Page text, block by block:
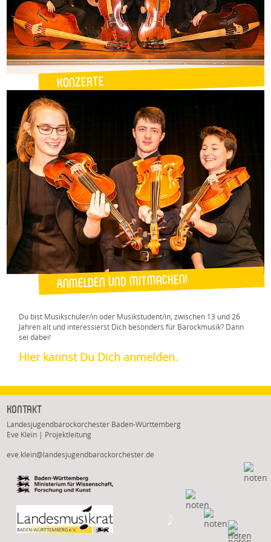
Konzerte
Anmelden und mitmachen!
Du bist Musikschüler/in oder Musikstudent/in, zwischen 13 und 26
Jahren alt und interessierst Dich besonders für Barockmusik? Dann
sei dabei!
Hier kannst Du Dich anmelden.
Kontakt
Landesjugendbarockorchester Baden-Württemberg
Eve Klein | Projektleitung
eve.klein@landesjugendbarockorchester.de